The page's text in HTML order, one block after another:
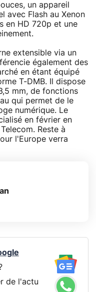
un appareil
avec Flash au Xenon
en HD 720p et une
extensible via un
également des
en étant équipé
T-DMB. Il dispose
mm, de fonctions
qui permet de le
numérique. Le
en février en
Reste à
l'Europe verra
de l'actu